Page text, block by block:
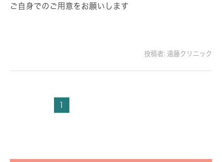
ご自身でのご用意をお願いします
投稿者: 遠藤クリニック
1